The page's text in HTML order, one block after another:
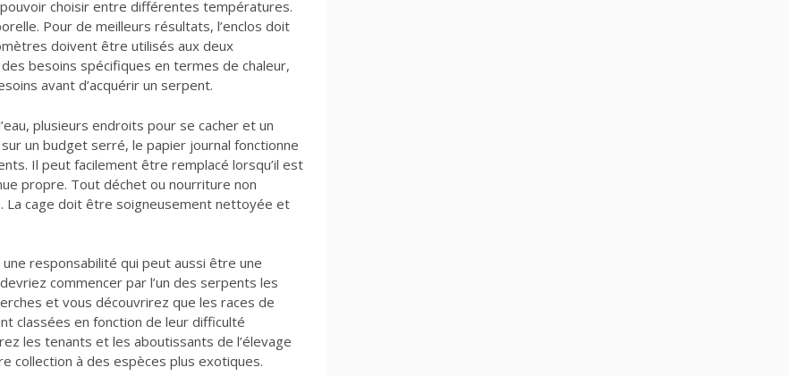
choisir entre différentes températures.
Pour de meilleurs résultats, l’enclos doit
doivent être utilisés aux deux
besoins spécifiques en termes de chaleur,
avant d’acquérir un serpent.
plusieurs endroits pour se cacher et un
un budget serré, le papier journal fonctionne
Il peut facilement être remplacé lorsqu’il est
propre. Tout déchet ou nourriture non
La cage doit être soigneusement nettoyée et
responsabilité qui peut aussi être une
commencer par l’un des serpents les
et vous découvrirez que les races de
classées en fonction de leur difficulté
les tenants et les aboutissants de l’élevage
collection à des espèces plus exotiques.